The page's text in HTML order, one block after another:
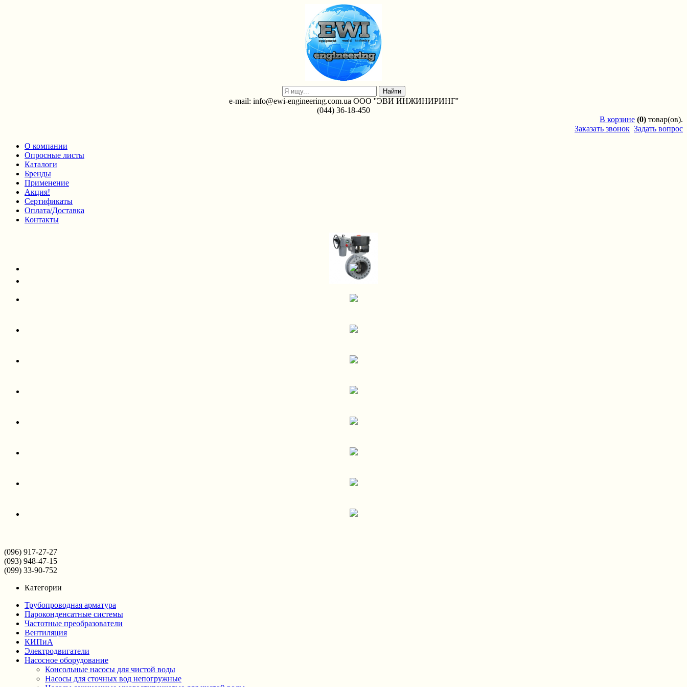
e-mail: info@ewi-engineering.com.ua ООО ''ЭВИ ИНЖИНИРИНГ''
(044) 36-18-450
В корзине (0) товар(ов).
Заказать звонок Задать вопрос
О компании
Опросные листы
Каталоги
Бренды
Применение
Акция!
Сертификаты
Оплата/Доставка
Контакты
(096) 917-27-27
(093) 948-47-15
(099) 33-90-752
Категории
Трубопроводная арматура
Пароконденсатные системы
Частотные преобразователи
Вентиляция
КИПиА
Электродвигатели
Насосное оборудование
Консольные насосы для чистой воды
Насосы для сточных вод непогружные